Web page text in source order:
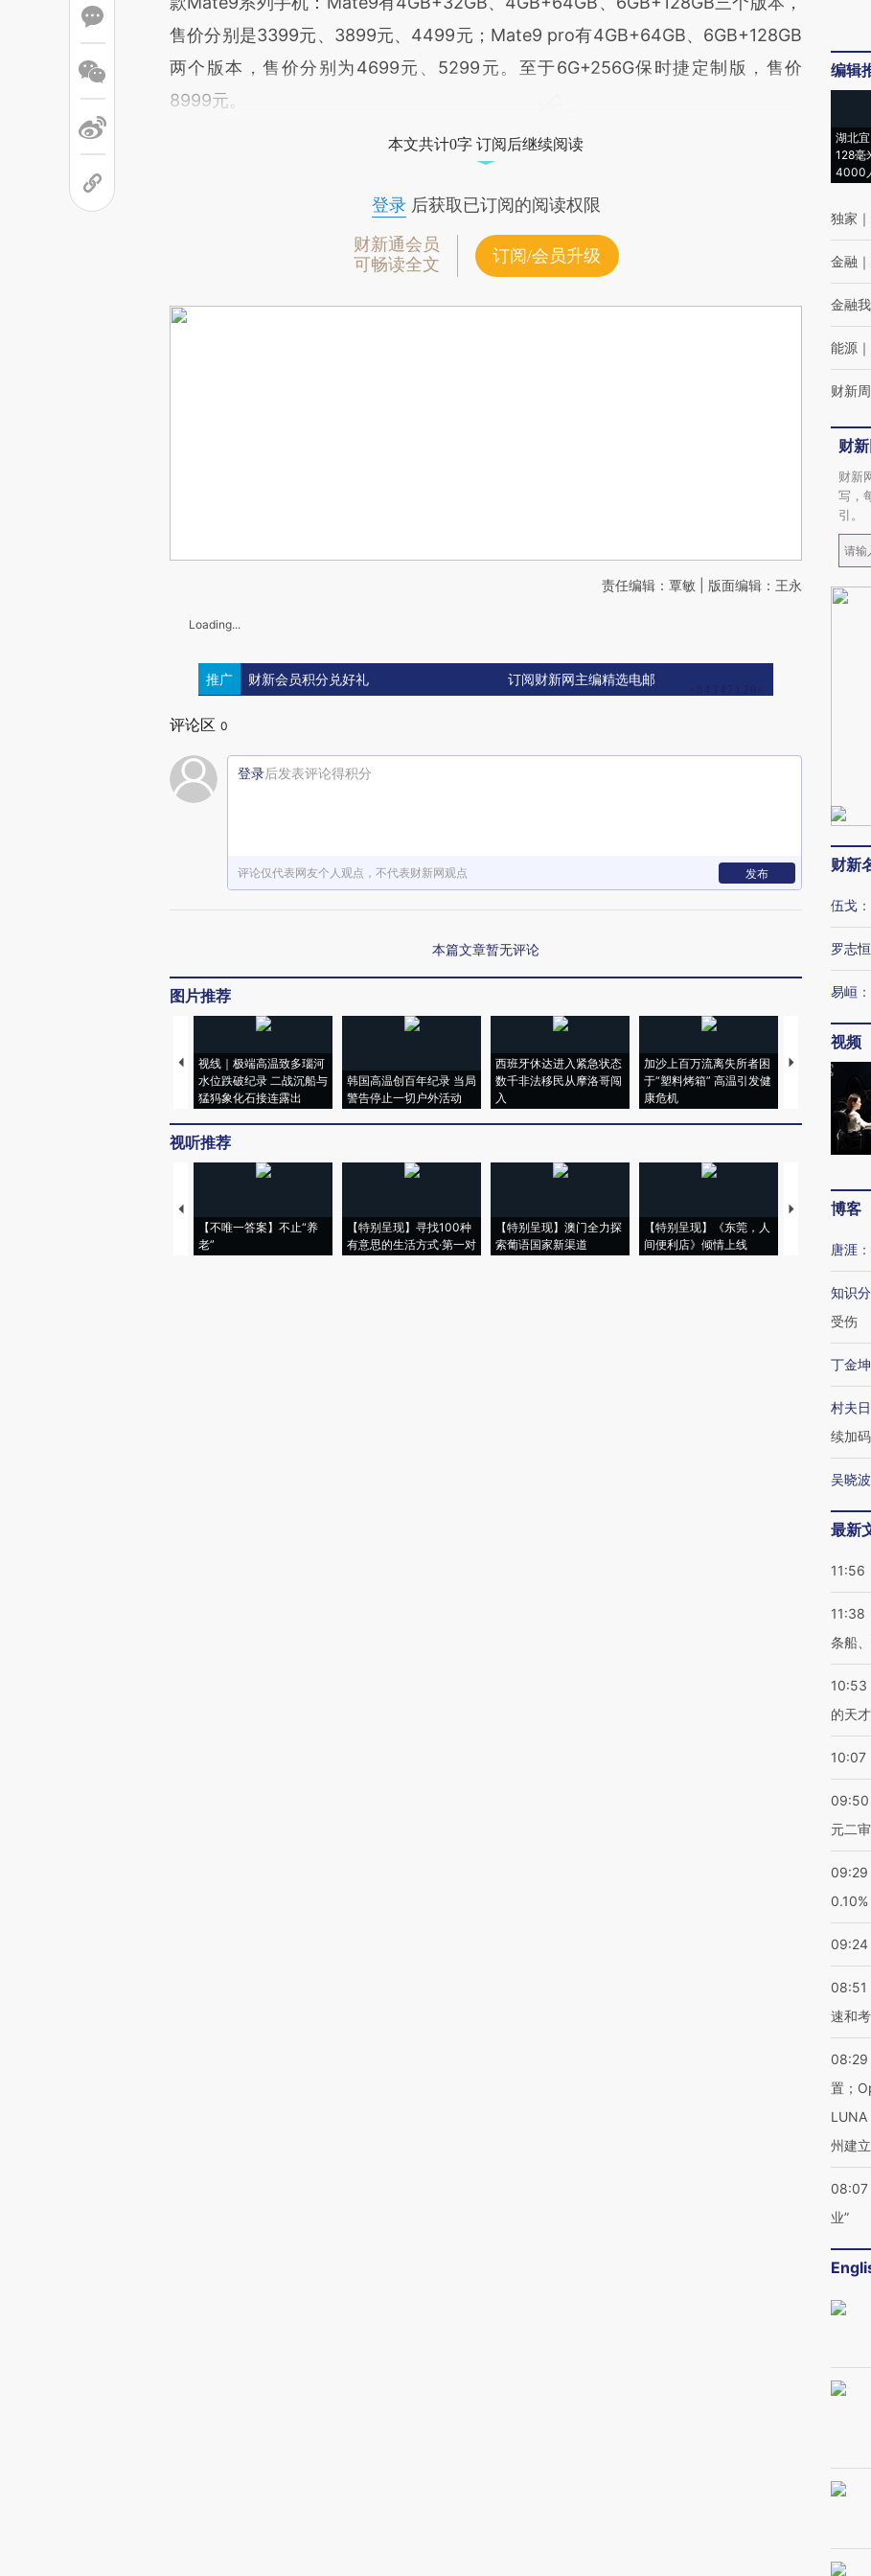
售价分别是3399元、3899元、4499元；Mate9 pro有4GB+64GB、6GB+128GB
两个版本，售价分别为4699元、5299元。至于6G+256G保时捷定制版，售价
8999元。
本文共计0字 订阅后继续阅读
登录后获取已订阅的阅读权限
财新通会员
可畅读全文
订阅/会员升级
责任编辑：覃敏 | 版面编辑：王永
Loading...
推广 财新会员积分兑好礼 订阅财新网主编精选电邮
评论区 0
登录后发表评论得积分
评论仅代表网友个人观点，不代表财新网观点 发布
本篇文章暂无评论
图片推荐
视线｜极端高温致多瑙河
水位跌破纪录 二战沉船与
猛犸象化石接连露出
韩国高温创百年纪录 当局
警告停止一切户外活动
西班牙休达进入紧急状态
数千非法移民从摩洛哥闯
入
加沙上百万流离失所者困
于“塑料烤箱” 高温引发健
康危机
视线｜HYROX
术：是什么让
心“花钱找虐”？
视听推荐
【不唯一答案】不止“养
老”
【特别呈现】寻找100种
有意思的生活方式·第一对
【特别呈现】澳门全力探
索葡语国家新渠道
【特别呈现】《东莞，人
间便利店》倾情上线
【推广】走进
编辑
湖北
128毫
4000
独家 ｜
金融 ｜
金融
能源 ｜
财新
财
财新
写，
引。
财新
伍戈 ：
罗志恒
易峘 ：
视频
博客
唐涯 ：
知识
受伤
丁金坤
村夫
续加码
吴晓波
最新
11:56
11:38
条船
10:53
的天
10:07
09:50
元二
09:29
0.10%
09:24
08:51
速和
08:29
置；
州建
08:07
业”